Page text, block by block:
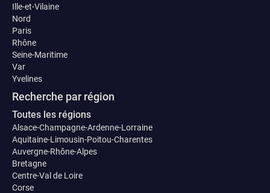
Ille-et-Vilaine
Nord
Paris
Rhône
Seine-Maritime
Var
Yvelines
Recherche par région
Toutes les régions
Alsace-Champagne-Ardenne-Lorraine
Aquitaine-Limousin-Poitou-Charentes
Auvergne-Rhône-Alpes
Bretagne
Centre-Val de Loire
Corse